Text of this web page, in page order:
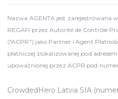
Nazwa AGENTA jest zarejestrowana w
REGAFI przez Autorité de Contrôle
("ACPR") jako Partner i Agent
płatniczej zlokalizowanej pod
upoważnionej przez ACPR pod
CrowdedHero Latvia SIA